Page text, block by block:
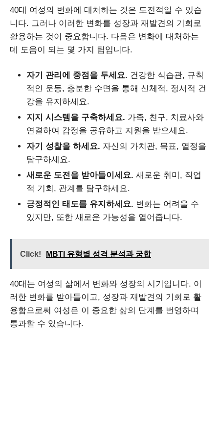
40대 여성의 변화에 대처하는 것은 도전적일 수 있습
니다. 그러나 이러한 변화를 성장과 재발견의 기회로
활용하는 것이 중요합니다. 다음은 변화에 대처하는
데 도움이 되는 몇 가지 팁입니다.
자기 관리에 중점을 두세요. 건강한 식습관, 규칙
적인 운동, 충분한 수면을 통해 신체적, 정서적 건
강을 유지하세요.
지지 시스템을 구축하세요. 가족, 친구, 치료사와
연결하여 감정을 공유하고 지원을 받으세요.
자기 성찰을 하세요. 자신의 가치관, 목표, 열정을
탐구하세요.
새로운 도전을 받아들이세요. 새로운 취미, 직업
적 기회, 관계를 탐구하세요.
긍정적인 태도를 유지하세요. 변화는 어려울 수
있지만, 또한 새로운 가능성을 열어줍니다.
Click! MBTI 유형별 성격 분석과 궁합
40대는 여성의 삶에서 변화와 성장의 시기입니다. 이
러한 변화를 받아들이고, 성장과 재발견의 기회로 활
용함으로써 여성은 이 중요한 삶의 단계를 번영하며
통과할 수 있습니다.